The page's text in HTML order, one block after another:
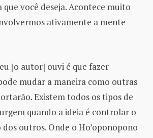
você deseja. Acontece muito
ativamente a mente
[o autor] ouvi é que fazer
mudar a maneira como outras
Existem todos os tipos de
quando a ideia é controlar o
outros. Onde o Ho’oponopono